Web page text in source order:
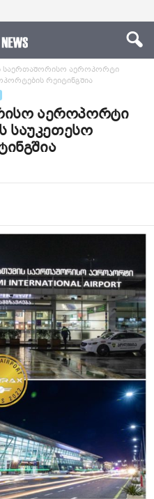
საერთაშორისო აეროპორტი
რეიტინგშია
აეროპორტი
საუკეთესო